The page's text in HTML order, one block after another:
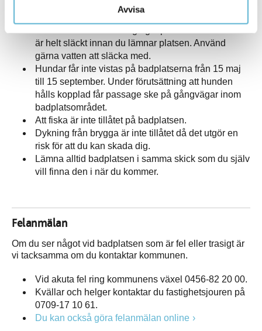
Avvisa
med dig ditt skräp hem. Tänk på att djur och
är helt släckt innan du lämnar platsen. Använd
gärna vatten att släcka med.
Hundar får inte vistas på badplatserna från 15 maj
till 15 september. Under förutsättning att hunden
hålls kopplad får passage ske på gångvägar inom
badplatsområdet.
Att fiska är inte tillåtet på badplatsen.
Dykning från brygga är inte tillåtet då det utgör en
risk för att du kan skada dig.
Lämna alltid badplatsen i samma skick som du själv
vill finna den i när du kommer.
Felanmälan
Om du ser något vid badplatsen som är fel eller trasigt är
vi tacksamma om du kontaktar kommunen.
Vid akuta fel ring kommunens växel 0456-82 20 00.
Kvällar och helger kontaktar du fastighetsjouren på
0709-17 10 61.
Du kan också göra felanmälan online